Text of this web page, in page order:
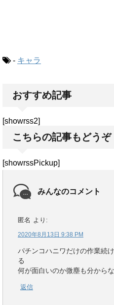
- キャラ
おすすめ記事
[showrss2]
こちらの記事もどうぞ
[showrssPickup]
みんなのコメント
匿名 より:
2020年8月13日 9:38 PM
パチンコハニワだけの作業続
る
何が面白いのか微塵も分から
返信